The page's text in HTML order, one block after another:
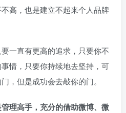
高，也是建立不起来个人品牌
一直有更高的追求，只要你不
情，只要你持续地去坚持，可
，但是成功会去敲你的门。
理高手，充分的借助微博、微